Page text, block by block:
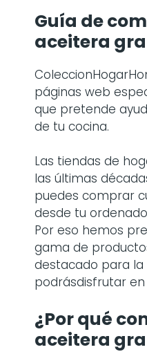
Guía de
aceitera
páginas web
que pretende
de tu cocina.
Las tiendas de
las últimas
puedes comprar
desde tu
Por eso hemos
gama de
destacado para la
podrásdisfrutar
¿Por qué
aceitera